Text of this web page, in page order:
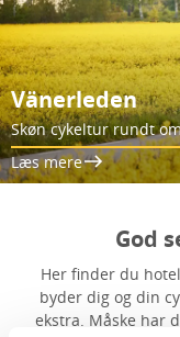
Vänerleden
Skøn cykeltur rundt
Læs mere
God
Her finder du
byder dig og din
ekstra. Måske har